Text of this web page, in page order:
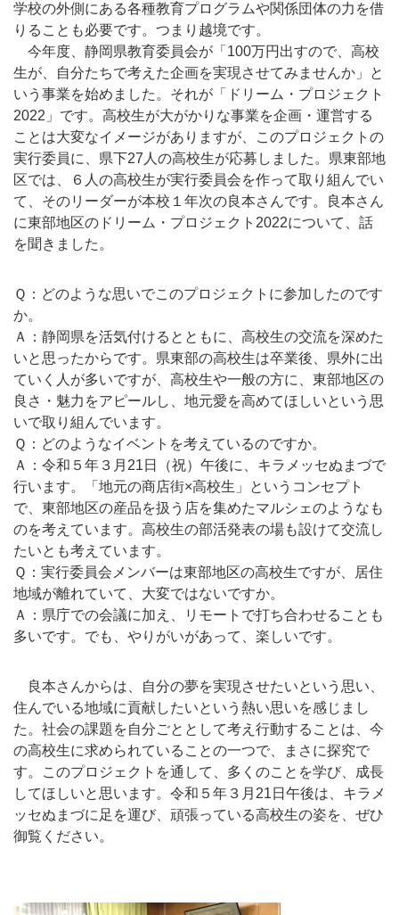
学校の外側にある各種教育プログラムや関係団体の力を借
りることも必要です。つまり越境です。
今年度、静岡県教育委員会が「100万円出すので、高校
生が、自分たちで考えた企画を実現させてみませんか」と
いう事業を始めました。それが「ドリーム・プロジェクト
2022」です。高校生が大がかりな事業を企画・運営する
ことは大変なイメージがありますが、このプロジェクトの
実行委員に、県下27人の高校生が応募しました。県東部地
区では、６人の高校生が実行委員会を作って取り組んでい
て、そのリーダーが本校１年次の良本さんです。良本さん
に東部地区のドリーム・プロジェクト2022について、話
を聞きました。
Ｑ：どのような思いでこのプロジェクトに参加したのです
か。
Ａ：静岡県を活気付けるとともに、高校生の交流を深めた
いと思ったからです。県東部の高校生は卒業後、県外に出
ていく人が多いですが、高校生や一般の方に、東部地区の
良さ・魅力をアピールし、地元愛を高めてほしいという思
いで取り組んでいます。
Ｑ：どのようなイベントを考えているのですか。
Ａ：令和５年３月21日（祝）午後に、キラメッセぬまづで
行います。「地元の商店街×高校生」というコンセプト
で、東部地区の産品を扱う店を集めたマルシェのようなも
のを考えています。高校生の部活発表の場も設けて交流し
たいとも考えています。
Ｑ：実行委員会メンバーは東部地区の高校生ですが、居住
地域が離れていて、大変ではないですか。
Ａ：県庁での会議に加え、リモートで打ち合わせることも
多いです。でも、やりがいがあって、楽しいです。
良本さんからは、自分の夢を実現させたいという思い、
住んでいる地域に貢献したいという熱い思いを感じまし
た。社会の課題を自分ごととして考え行動することは、今
の高校生に求められていることの一つで、まさに探究で
す。このプロジェクトを通して、多くのことを学び、成長
してほしいと思います。令和５年３月21日午後は、キラメ
ッセぬまづに足を運び、頑張っている高校生の姿を、ぜひ
御覧ください。